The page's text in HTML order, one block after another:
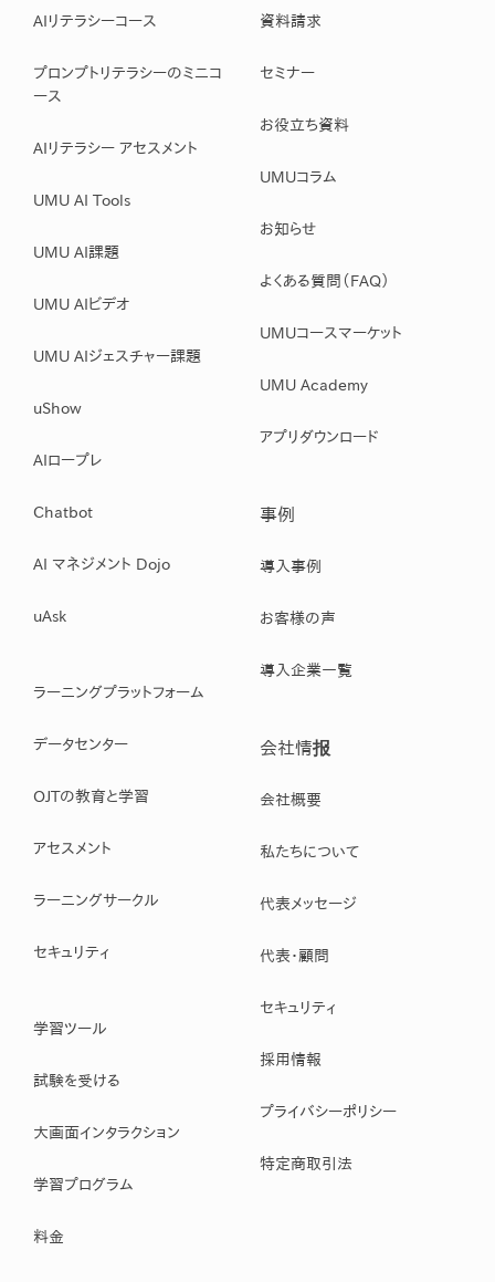
AIリテラシーコース
プロンプトリテラシーのミニコ
ース
AIリテラシー アセスメント
UMU AI Tools
UMU AI課題
UMU AIビデオ
UMU AIジェスチャー課題
uShow
AIロープレ
Chatbot
AI マネジメント Dojo
uAsk
ラーニングプラットフォーム
データセンター
OJTの教育と学習
アセスメント
ラーニングサークル
セキュリティ
学習ツール
試験を受ける
大画面インタラクション
学習プログラム
料金
資料請求
セミナー
お役立ち資料
UMUコラム
お知らせ
よくある質問（FAQ）
UMUコースマーケット
UMU Academy
アプリダウンロード
事例
導入事例
お客様の声
導入企業一覧
会社情报
会社概要
私たちについて
代表メッセージ
代表・顧問
セキュリティ
採用情報
プライバシーポリシー
特定商取引法